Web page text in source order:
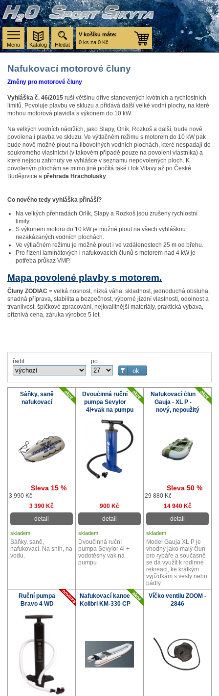
Menu
V košíku máte:
0 ks za 0 Kč
Hledat
Nafukovací motorové čluny
Změny pro motorové čluny
Vyhláška č. 46/2015 ruší většinu dříve stanovených kvótních a rychlostních
limitů. Povoluje plavbu ve skluzu a přidává další velké vodní plochy, na které
mohou motorová plavidla s výkonem do 10 kW.
Na velkých vodních nádržích, jako Slapy, Orlík, Rozkoš a další, bude nově
povolena i plavba ve skluzu. Ve výtlačném režimu s motorem do 10 kW pak
bude nově možné plout na libovolných vodních plochách, které nespadají do
soukromého vlastnictví (v takovém případě pouze na povolení vlastníka) a
které nejsou zahrnuty ve vyhlášce v seznamu nepovolených ploch. K
povoleným plochám se mimo jiné počítá také i tok Vltavy až po České
Budějovice a přehrada Hracholusky
Co nového tedy vyhláška přináší?
Na velkých přehradách Orlík, Slapy a Rozkoš jsou zrušeny rychlostní
limity.
S výkonem motoru do 10 kW je možné plout na všech vyhláškou
nezakázaných vodních plochách.
Ve výtlačném režimu je možné plout i ve vzdálenostech 25 m od břehu.
Pro řízení laminátových i nafukovacích člunů s motorem nad 4 kW je
potřeba průkaz VMP.
Mapa povolené plavby s motorem.
Čluny ZODIAC = velká nosnost, nízká váha, skladnost, jednoduchá obsluha,
snadná příprava, stabilita a bezpečnost, výborné jízdní vlastnosti, odolnost a
trvanlivost, špičkové zpracování, nejkvalitnější materiály, praktická výbava,
příznivá cena, záruka výrobce 5 let.
řadit po
Sáňky, saně
nafukovací
Dvoučinná ruční
pumpa Sevylor
4l+vak na pumpu
Nafukovací člun
Gauja - XL P -
nový, nepoužitý
Sleva 15 %
3 990 Kč
Sleva 50 %
29 880 Kč
3 390 Kč
detail
900 Kč
detail
14 940 Kč
detail
skladem skladem skladem
Sáňky, saně,
nafukovací. Na sníh, na
vodu.
Dvoučinná ruční
pumpa Sevylor 4l +
vodotěsný vak na
pumpu
Model Gauja XL P je
vhodný jako malý člun
pro rybáře a současně
se dá využít k rodinné
rekreaci, ke krátkým
vyjížďkám s vesly nebo
pádly.
Ruční pumpa
Bravo 4 WD
Nafukovací kanoe
Kolibri KM-330 CP
Víčko ventilu ZOOM -
2846
Katalog